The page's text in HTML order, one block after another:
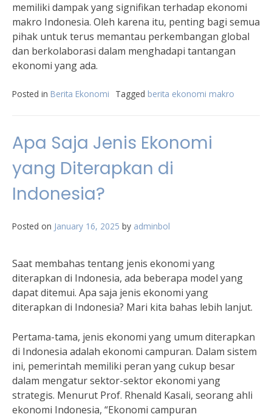
memiliki dampak yang signifikan terhadap ekonomi
makro Indonesia. Oleh karena itu, penting bagi semua
pihak untuk terus memantau perkembangan global
dan berkolaborasi dalam menghadapi tantangan
ekonomi yang ada.
Posted in Berita Ekonomi Tagged berita ekonomi makro
Apa Saja Jenis Ekonomi
yang Diterapkan di
Indonesia?
Posted on January 16, 2025 by adminbol
Saat membahas tentang jenis ekonomi yang
diterapkan di Indonesia, ada beberapa model yang
dapat ditemui. Apa saja jenis ekonomi yang
diterapkan di Indonesia? Mari kita bahas lebih lanjut.
Pertama-tama, jenis ekonomi yang umum diterapkan
di Indonesia adalah ekonomi campuran. Dalam sistem
ini, pemerintah memiliki peran yang cukup besar
dalam mengatur sektor-sektor ekonomi yang
strategis. Menurut Prof. Rhenald Kasali, seorang ahli
ekonomi Indonesia, “Ekonomi campuran